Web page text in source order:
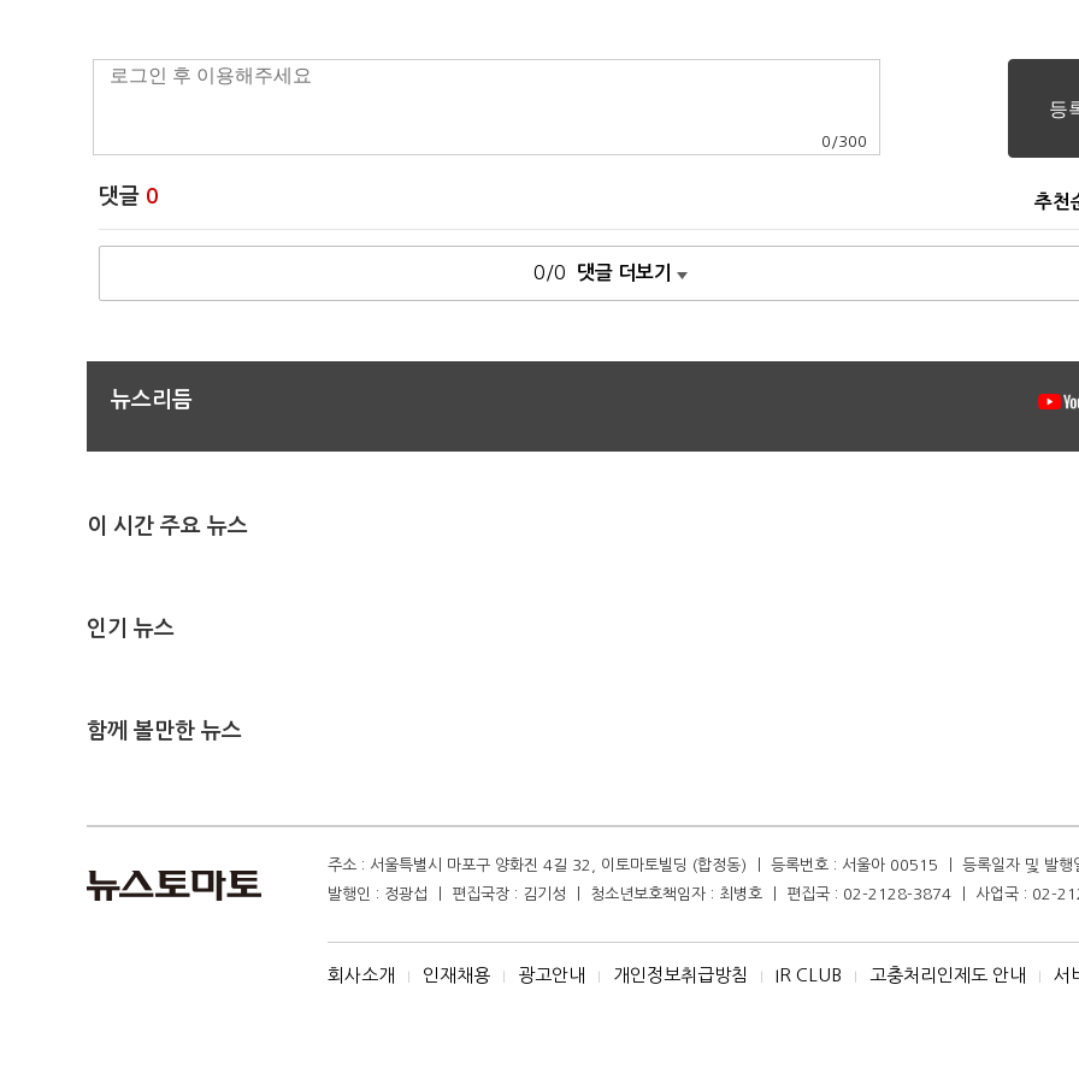
0 /300
댓글 0 추천
0/0 댓글 더보기
뉴스리듬
이 시간 주요 뉴스
인기 뉴스
함께 볼만한 뉴스
주소 : 서울특별시 마포구 양화진 4길 32, 이토마토빌딩 (합정동) ㅣ 등록번호 : 서울아 00515 ㅣ 등록일자 및 발
발행인 : 정광섭 ㅣ 편집국장 : 김기성 ㅣ 청소년보호책임자 : 최병호 ㅣ 편집국 : 02-2128-3874 ㅣ 사업국 : 02-
회사소개 I 인재채용 I 광고안내 I 개인정보취급방침 I IR CLUB I 고충처리인제도 안내 I 서